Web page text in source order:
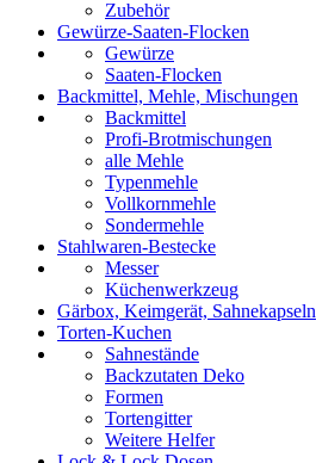
Zubehör
Gewürze-Saaten-Flocken
Gewürze
Saaten-Flocken
Backmittel, Mehle, Mischungen
Backmittel
Profi-Brotmischungen
alle Mehle
Typenmehle
Vollkornmehle
Sondermehle
Stahlwaren-Bestecke
Messer
Küchenwerkzeug
Gärbox, Keimgerät, Sahnekapseln
Torten-Kuchen
Sahnestände
Backzutaten Deko
Formen
Tortengitter
Weitere Helfer